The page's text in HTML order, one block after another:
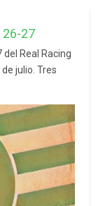
26-27
Real Racing
julio. Tres